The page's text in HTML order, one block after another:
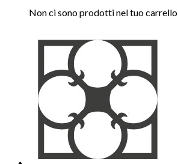
Non ci sono prodotti nel tuo carrello